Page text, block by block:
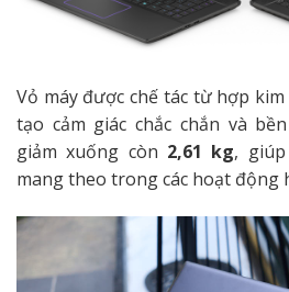
Vỏ máy được chế tác từ hợp kim
tạo cảm giác chắc chắn và
giảm xuống còn 2,61 kg,
mang theo trong các hoạt động